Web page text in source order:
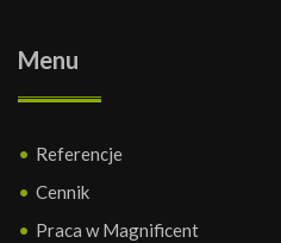
Menu
Referencje
Cennik
Praca w Magnificent